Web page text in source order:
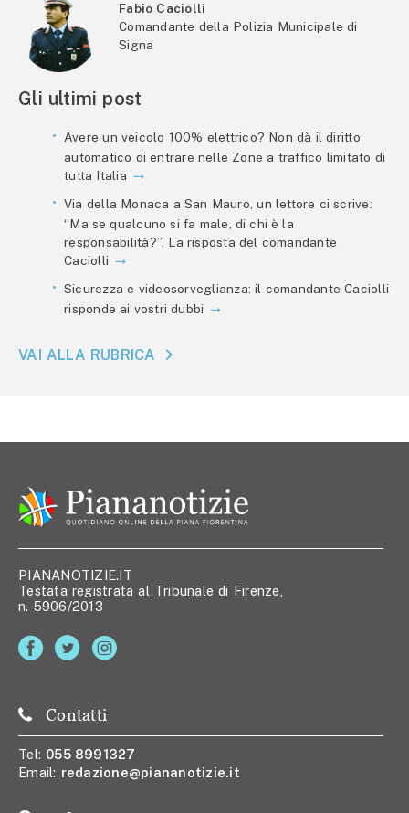
Fabio Caciolli
Comandante della Polizia Municipale di
Signa
Gli ultimi post
Avere un veicolo 100% elettrico? Non dà il diritto
automatico di entrare nelle Zone a traffico limitato di
tutta Italia
Via della Monaca a San Mauro, un lettore ci scrive:
“Ma se qualcuno si fa male, di chi è la
responsabilità?”. La risposta del comandante
Caciolli
Sicurezza e videosorveglianza: il comandante Caciolli
risponde ai vostri dubbi
VAI ALLA RUBRICA
PIANANOTIZIE.IT
Testata registrata al Tribunale di Firenze,
n. 5906/2013
Contatti
Tel: 055 8991327
Email: redazione@piananotizie.it